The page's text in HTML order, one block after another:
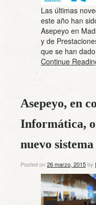
Las últimas
este año han
Asepeyo en
y de
que se han
Continue
Asepeyo, en
Informática,
nuevo
Posted on26 marzo, 2015by